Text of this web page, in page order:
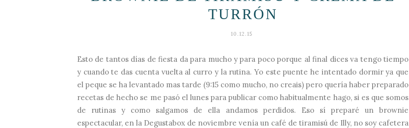
TURRÓN
10.12.15
Esto de tantos días de fiesta da para mucho y para poco porque al final dices va tengo tiempo
y cuando te das cuenta vuelta al curro y la rutina. Yo este puente he intentado dormir ya que
el peque se ha levantado mas tarde (9:15 como mucho, no creais) pero quería haber preparado
recetas de hecho se me pasó el lunes para publicar como habitualmente hago, si es que somos
de rutinas y como salgamos de ella andamos perdidos. Eso sí preparé un brownie
espectacular, en la Degustabox de noviembre venía un café de tiramisú de Illy, no soy cafetera